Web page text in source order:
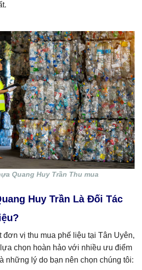
Quang Huy Trần Thu mua
Huy Trần Là Đối Tác
đơn vị thu mua phế liệu tại Tân Uyên,
lựa chọn hoàn hảo với nhiều ưu điểm
những lý do bạn nên chọn chúng tôi: